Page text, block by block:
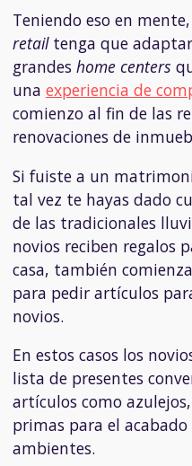
Teniendo eso en
retailtenga que
grandes home centers
una experiencia de
comienzo al fin de las
renovaciones de
Si fuiste a un
tal vez te hayas dado
de las tradicionales
novios reciben regalos
casa, también
para pedir artículos
novios.
En estos casos los
lista de presentes
artículos como
primas para el
ambientes.